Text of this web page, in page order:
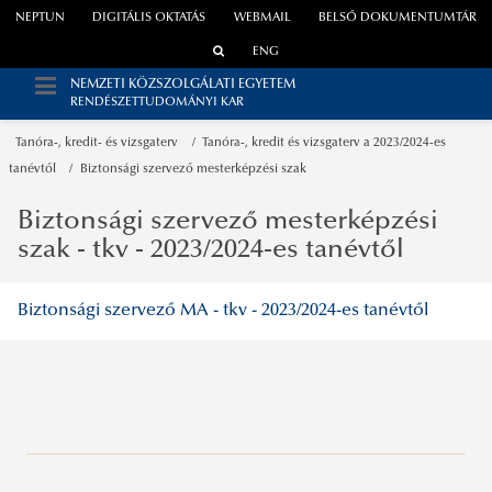
WEBMAIL
NEPTUN DIGITÁLIS OKTATÁS BELSŐ DOKUMENTUMTÁR
ENG
NEMZETI KÖZSZOLGÁLATI EGYETEM
RENDÉSZETTUDOMÁNYI KAR
Tanóra-, kredit- és vizsgaterv Tanóra-, kredit és vizsgaterv a 2023/2024-es
tanévtől Biztonsági szervező mesterképzési szak
Biztonsági szervező mesterképzési
szak - tkv - 2023/2024-es tanévtől
Biztonsági szervező MA - tkv - 2023/2024-es tanévtől